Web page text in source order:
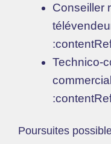
Conseiller
Technico-
Poursuites